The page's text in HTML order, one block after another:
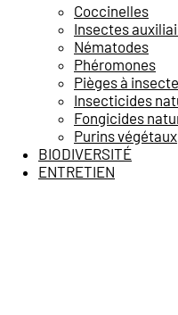
Coccinelles
Insectes
Nématodes
Phéromones
Pièges à
Insecticides
Fongicides
Purins végétaux
BIODIVERSITÉ
ENTRETIEN